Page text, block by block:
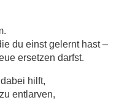
du einst gelernt hast –
ersetzen darfst.
hilft,
entlarven,